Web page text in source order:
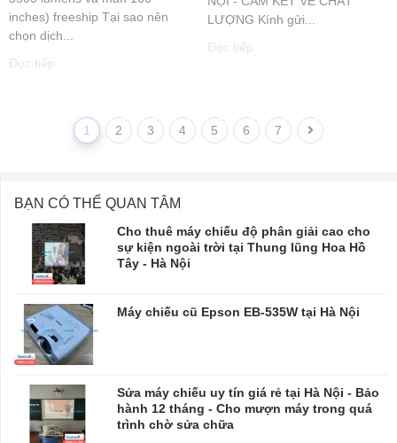
inches) freeship Tại sao nên
chọn dịch...
Đọc tiếp
LƯỢNG Kính gửi...
Đọc tiếp
1 2 3 4 5 6 7
BẠN CÓ THỂ QUAN TÂM
Cho thuê máy chiếu độ phân giải cao cho
sự kiện ngoài trời tại Thung lũng Hoa Hồ
Tây - Hà Nội
Máy chiếu cũ Epson EB-535W tại Hà Nội
Sửa máy chiếu uy tín giá rẻ tại Hà Nội - Bảo
hành 12 tháng - Cho mượn máy trong quá
trình chờ sửa chữa